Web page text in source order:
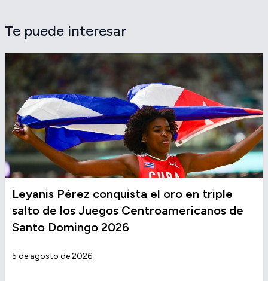
Te puede interesar
Leyanis Pérez conquista el oro en triple
salto de los Juegos Centroamericanos de
Santo Domingo 2026
5 de agosto de 2026